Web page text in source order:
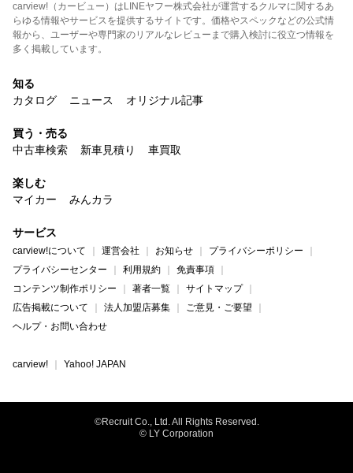
carview!（カービュー）はLINEヤフー株式会社が運営するクルマに関するあ
らゆる情報やサービスを提供するサイトです。価格やスペックなどの公式情
報から、ユーザーや専門家のリアルなレビューまで購入検討に役立つ情報を
多く掲載しています。
知る
カタログ
ニュース オリジナル記事
買う・売る
中古車検索
新車見積り 車買取
楽しむ
マイカー
みんカラ
サービス
carview!について 運営会社 お知らせ
プライバシーポリシー
プライバシーセンター
利用規約
免責事項
コンテンツ制作ポリシー
著者一覧
サイトマップ
広告掲載について
法人加盟店募集
ご意見・ご要望
ヘルプ・お問い合わせ
carview! Yahoo! JAPAN
©Recruit Co., Ltd. All Rights Reserved.
© LY Corporation